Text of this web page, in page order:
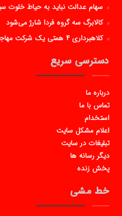
سهام عدالت نباید به حیاط خلوت
کالابرگ سه گروه فردا شارژ می‌شود
کلاهبرداری ۴ همتی یک شرکت مهاجرتی؛ ۳۰۰ شاکی تاکنون
دسترسی سریع
درباره ما
تماس با ما
استخدام
اعلام مشکل سایت
تبلیغات در سایت
دیگر رسانه ها
پخش زنده
خط مشی